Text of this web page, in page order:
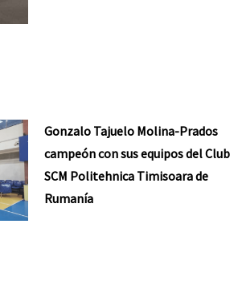
Gonzalo Tajuelo Molina-Prados
campeón con sus equipos del Club
SCM Politehnica Timisoara de
Rumanía